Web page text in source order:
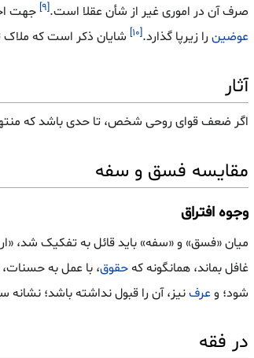
صرف آن در اموری غیر از شأن عقلا است.[۹] جهت
عوضینرا زیرپا گذارد.[۱۰] شایان ذکر است که
آثار
اگر ضعف قوای روحی شخص، تا حدی باشد که
مقایسه فسق و سفه
وجوه افتراق
میان «فسق» و «سفه» باید قائل به تفکیک شد،
غافل بماند، همانگونه کهحقوق، با عمل به
شود؛ وعرفنیز، آن را قبول نداشته باشد؛
در فقه